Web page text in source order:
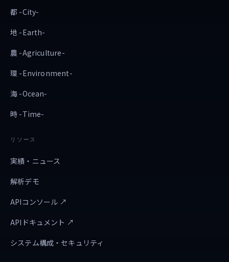
都 -City-
地 -Earth-
農 -Agriculture-
環 -Environment-
海 -Ocean-
時 -Time-
リソース
実績・ニュース
解析デモ
APIコンソール ↗
APIドキュメント ↗
システム構成・セキュリティ